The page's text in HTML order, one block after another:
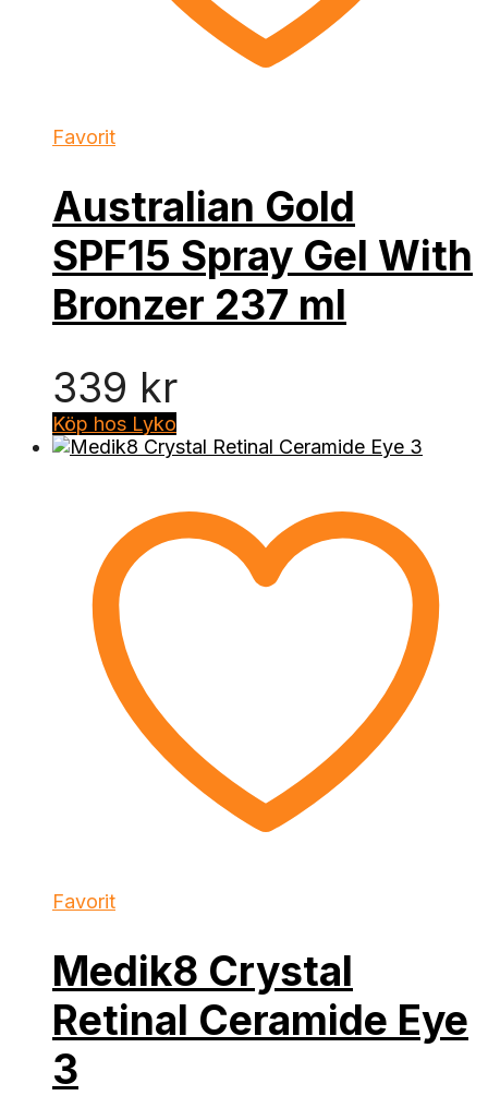
Favorit
Australian Gold
SPF15 Spray Gel With
Bronzer 237 ml
339 kr
Köp hos Lyko
Favorit
Medik8 Crystal
Retinal Ceramide Eye
3